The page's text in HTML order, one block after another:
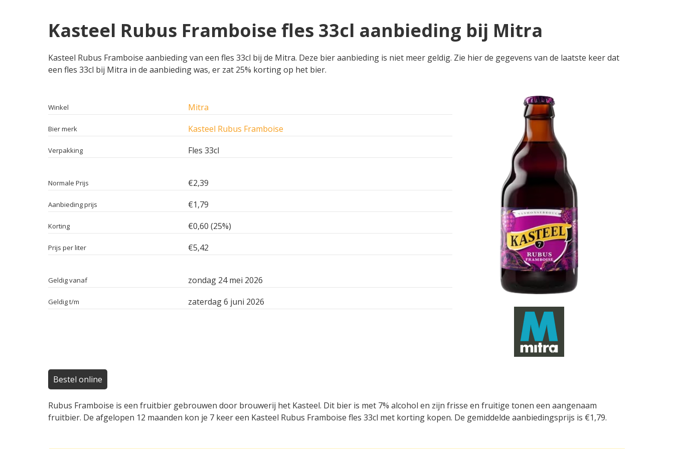
Kasteel Rubus Framboise fles 33cl aanbieding bij Mitra
Kasteel Rubus Framboise aanbieding van een fles 33cl bij de Mitra. Deze bier aanbieding is niet meer geldig. Zie hier de gegevens van de laatste keer dat
een fles 33cl bij Mitra in de aanbieding was, er zat 25% korting op het bier.
Winkel Mitra
Bier merk Kasteel Rubus Framboise
Verpakking Fles 33cl
Normale Prijs €2,39
Aanbieding prijs €1,79
Korting €0,60 (25%)
Prijs per liter €5,42
Geldig vanaf zondag 24 mei 2026
Geldig t/m zaterdag 6 juni 2026
Bestel online
Rubus Framboise is een fruitbier gebrouwen door brouwerij het Kasteel. Dit bier is met 7% alcohol en zijn frisse en fruitige tonen een aangenaam
fruitbier. De afgelopen 12 maanden kon je 7 keer een Kasteel Rubus Framboise fles 33cl met korting kopen. De gemiddelde aanbiedingsprijs is €1,79.